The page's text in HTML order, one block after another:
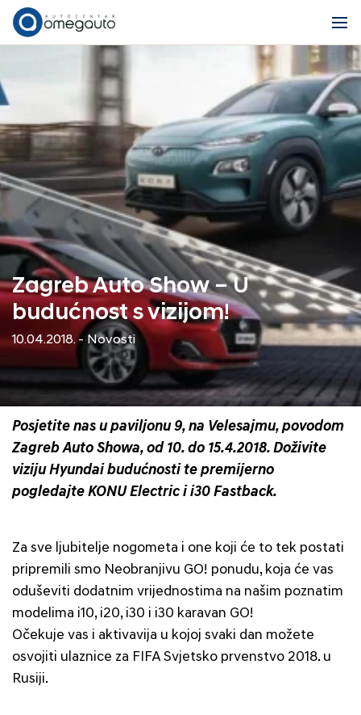
Zagreb Auto Show – U
budućnost s vizijom!
10.04.2018. - Novosti
Posjetite nas u paviljonu 9, na Velesajmu, povodom
Zagreb Auto Showa, od 10. do 15.4.2018. Doživite
viziju Hyundai budućnosti te premijerno
pogledajte KONU Electric i i30 Fastback.
Za sve ljubitelje nogometa i one koji će to tek postati
pripremili smo Neobranjivu GO! ponudu, koja će vas
oduševiti dodatnim vrijednostima na našim poznatim
modelima i10, i20, i30 i i30 karavan GO!
Očekuje vas i aktivavija u kojoj svaki dan možete
osvojiti ulaznice za FIFA Svjetsko prvenstvo 2018. u
Rusiji.